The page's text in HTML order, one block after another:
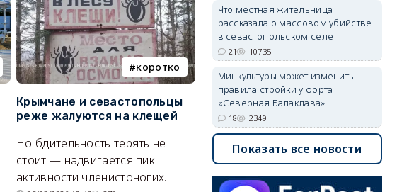
коротко
Крымчане и севастопольцы
реже жалуются на клещей
Но бдительность терять не
стоит — надвигается пик
активности членистоногих.
В Севастополе утвердили
проект застройки центра
Балаклавы
Там появится туристический
квартал с отелями и
Что местная жительница
рассказала о массовом убийстве
в севастопольском селе
21 10735
Минкультуры может изменить
правила стройки у форта
«Северная Балаклава»
18 2349
Показать все новости